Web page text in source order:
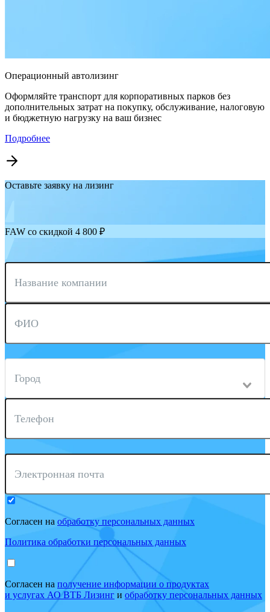
Операционный автолизинг
Оформляйте транспорт для корпоративных парков без
дополнительных затрат на покупку, обслуживание, налоговую
и бюджетную нагрузку на ваш бизнес
Подробнее
Оставьте заявку на лизинг
FAW со скидкой 4 800 ₽
Название компании
ФИО
Город
Телефон
Электронная почта
Согласен на обработку персональных данных
Политика обработки персональных данных
Согласен на получение информации о продуктах
и услугах АО ВТБ Лизинг и обработку персональных данных